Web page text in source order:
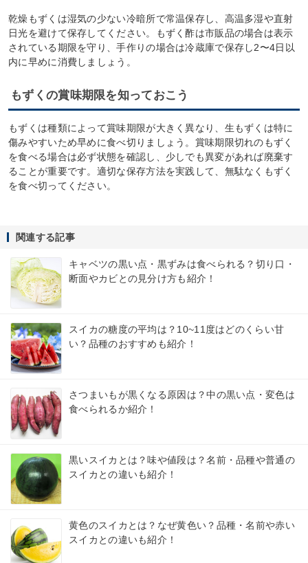
乾燥もずくは湿気の少ない冷暗所で常温保存し、高温多湿や直射
日光を避けて保存してください。もずく酢は市販品の場合は表示
されている期限を守り、手作りの場合は冷蔵庫で保存し2〜4日以
内に早めに消費しましょう。
もずくの賞味期限を知っておこう
もずくは種類によって賞味期限が大きく異なり、生もずくは特に
傷みやすいため早めに食べ切りましょう。賞味期限切れのもずく
を食べる場合は必ず状態を確認し、少しでも異変があれば廃棄す
ることが重要です。適切な保存方法を実践して、無駄なくもずく
を食べ切ってください。
関連する記事
キャベツの黒い点・黒ずみは食べられる？切り口・
断面やカビとの見分け方も紹介！
スイカの糖度の平均は？10~11度はどのくらい甘
い？品種のおすすめも紹介！
さつまいもが黒くなる原因は？中の黒い点・変色は
食べられるか紹介！
黒いスイカとは？味や値段は？名前・品種や普通の
スイカとの違いも紹介！
黄色のスイカとは？なぜ黄色い？品種・名前や赤い
スイカとの違いも紹介！